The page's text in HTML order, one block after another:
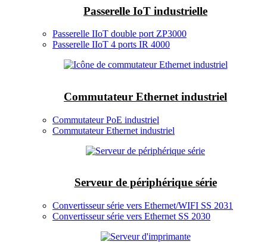
Passerelle IoT industrielle
Passerelle IIoT double port ZP3000
Passerelle IIoT 4 ports IR 4000
Commutateur Ethernet industriel
Commutateur PoE industriel
Commutateur Ethernet industriel
Serveur de périphérique série
Convertisseur série vers Ethernet/WIFI SS 2031
Convertisseur série vers Ethernet SS 2030